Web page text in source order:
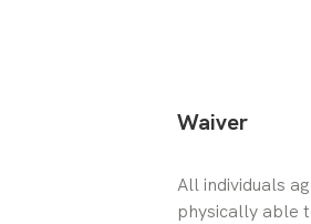
Waiver
All individuals
physically able